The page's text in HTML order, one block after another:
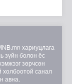
хариуцлага
зүйн болон ёс
зөрчсөн
холбоотой санал
авна.